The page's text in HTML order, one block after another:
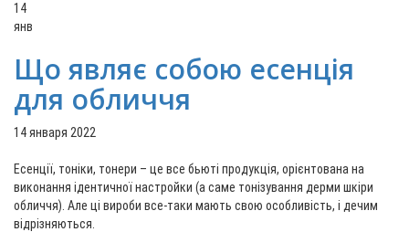
14
янв
Що являє собою есенція
для обличчя
14 января 2022
Есенції, тоніки, тонери – це все бьюті продукція, орієнтована на
виконання ідентичної настройки (а саме тонізування дерми шкіри
обличчя). Але ці вироби все-таки мають свою особливість, і дечим
відрізняються.